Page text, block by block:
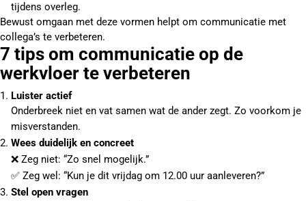
tijdens overleg.
Bewust omgaan met deze vormen helpt om communicatie met
collega’s te verbeteren.
7 tips om communicatie op de
werkvloer te verbeteren
Luister actief
Onderbreek niet en vat samen wat de ander zegt. Zo voorkom je
misverstanden.
Wees duidelijk en concreet
❌ Zeg niet: “Zo snel mogelijk.”
✅ Zeg wel: “Kun je dit vrijdag om 12.00 uur aanleveren?”
Stel open vragen